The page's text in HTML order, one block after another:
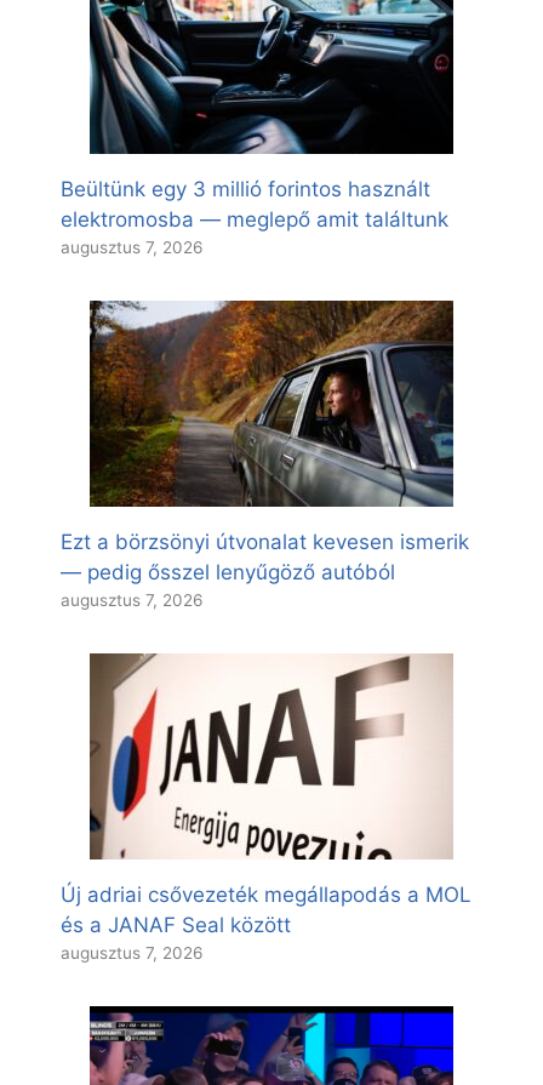
Beültünk egy 3 millió forintos használt
elektromosba — meglepő amit találtunk
augusztus 7, 2026
Ezt a börzsönyi útvonalat kevesen ismerik
— pedig ősszel lenyűgöző autóból
augusztus 7, 2026
Új adriai csővezeték megállapodás a MOL
és a JANAF Seal között
augusztus 7, 2026